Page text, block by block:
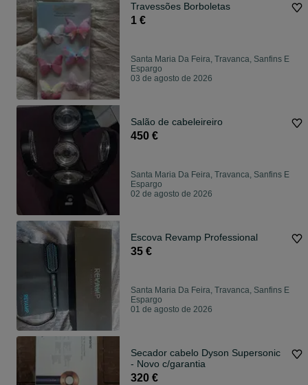
Travessões Borboletas
1 €
Santa Maria Da Feira, Travanca, Sanfins E
Espargo
03 de agosto de 2026
Salão de cabeleireiro
450 €
Santa Maria Da Feira, Travanca, Sanfins E
Espargo
02 de agosto de 2026
Escova Revamp Professional
35 €
Santa Maria Da Feira, Travanca, Sanfins E
Espargo
01 de agosto de 2026
Secador cabelo Dyson Supersonic
- Novo c/garantia
320 €